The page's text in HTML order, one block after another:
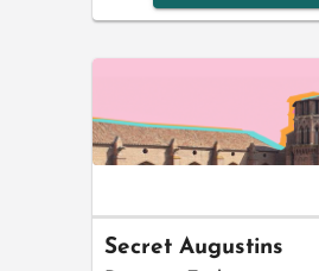
Secret Augustins